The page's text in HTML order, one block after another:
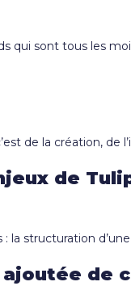
qui sont tous les
de la création,
de
: la structuration
de